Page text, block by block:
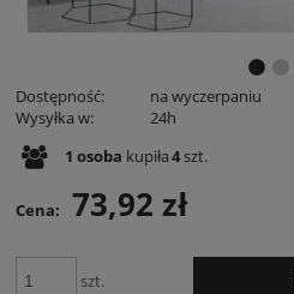
Dostępność:
na wyczerpaniu
Wysyłka w:
24h
1 osoba kupiła4szt.
Cena: 73,92 zł
szt.